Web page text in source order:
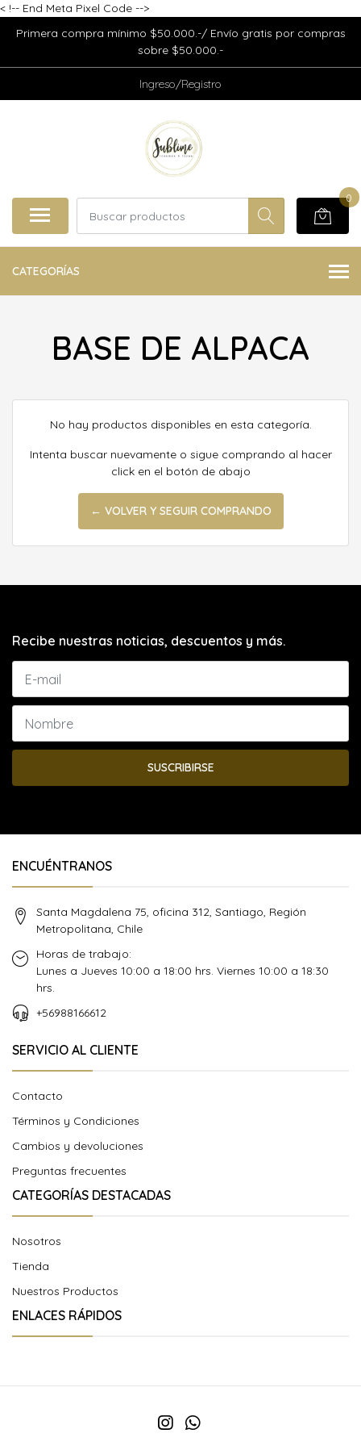
< !-- End Meta Pixel Code -->
Primera compra mínimo $50.000.-/ Envío gratis por compras
sobre $50.000.-
Ingreso/Registro
0
CATEGORÍAS
BASE DE ALPACA
No hay productos disponibles en esta categoría.
Intenta buscar nuevamente o sigue comprando al hacer
click en el botón de abajo
← VOLVER Y SEGUIR COMPRANDO
Recibe nuestras noticias, descuentos y más.
SUSCRIBIRSE
ENCUÉNTRANOS
Santa Magdalena 75, oficina 312, Santiago, Región
Metropolitana, Chile
Horas de trabajo:
Lunes a Jueves 10:00 a 18:00 hrs. Viernes 10:00 a 18:30
hrs.
+56988166612
SERVICIO AL CLIENTE
Contacto
Términos y Condiciones
Cambios y devoluciones
Preguntas frecuentes
CATEGORÍAS DESTACADAS
Nosotros
Tienda
Nuestros Productos
ENLACES RÁPIDOS